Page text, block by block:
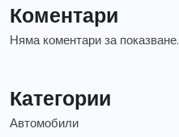
Коментари
Няма коментари за показване.
Категории
Автомобили